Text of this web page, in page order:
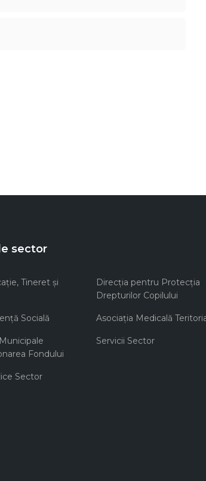
sector
Tineret şi
Direcţia pentru Protecţia
Drepturilor Copilului
Socială Asociaţia Medicală
Fondului
Servicii Sector
Sector